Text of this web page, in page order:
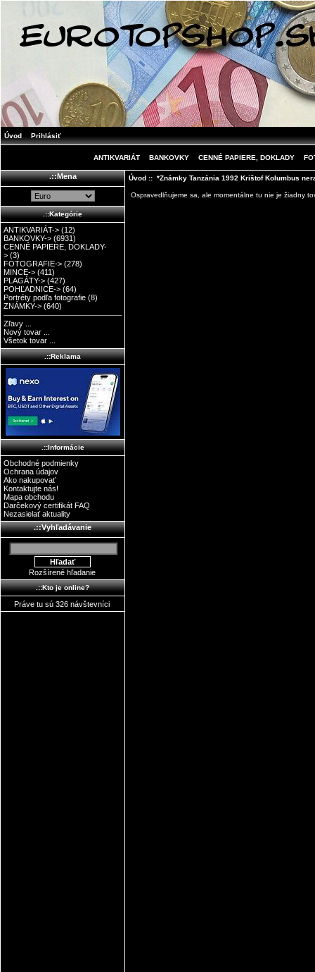
Úvod Prihlásiť
ANTIKVARIÁT BANKOVKY CENNÉ PAPIERE, DOKLADY
.::Mena
.::Kategórie
ANTIKVARIÁT-> (12)
BANKOVKY-> (6931)
CENNÉ PAPIERE, DOKLADY-
> (3)
FOTOGRAFIE-> (278)
MINCE-> (411)
PLAGÁTY-> (427)
POHĽADNICE-> (64)
Portréty podľa fotografie (8)
ZNÁMKY-> (640)
Zľavy ...
Nový tovar ...
Všetok tovar ...
.::Reklama
.::Informácie
Obchodné podmienky
Ochrana údajov
Ako nakupovať
Kontaktujte nás!
Mapa obchodu
Darčekový certifikát FAQ
Nezasielať aktuality
.::Vyhľadávanie
Rozšírené hľadanie
.::Kto je online?
Práve tu sú 326 návštevníci
Úvod:: *Známky Tanzánia 1992 Krištof Kolumbus
Ospravedlňujeme sa, ale momentálne tu nie je žiadny